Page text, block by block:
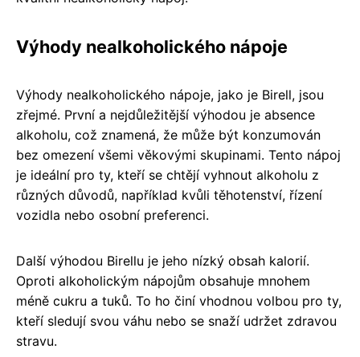
Výhody nealkoholického nápoje
Výhody nealkoholického nápoje, jako je Birell, jsou
zřejmé. První a nejdůležitější výhodou je absence
alkoholu, což znamená, že může být konzumován
bez omezení všemi věkovými skupinami. Tento nápoj
je ideální pro ty, kteří se chtějí vyhnout alkoholu z
různých důvodů, například kvůli těhotenství, řízení
vozidla nebo osobní preferenci.
Další výhodou Birellu je jeho nízký obsah kalorií.
Oproti alkoholickým nápojům obsahuje mnohem
méně cukru a tuků. To ho činí vhodnou volbou pro ty,
kteří sledují svou váhu nebo se snaží udržet zdravou
stravu.